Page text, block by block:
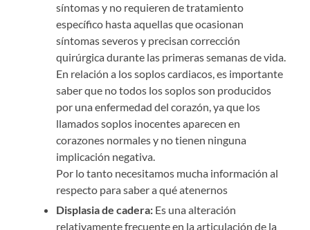
síntomas y no requieren de tratamiento
específico hasta aquellas que ocasionan
síntomas severos y precisan corrección
quirúrgica durante las primeras semanas de vida.
En relación a los soplos cardiacos, es importante
saber que no todos los soplos son producidos
por una enfermedad del corazón, ya que los
llamados soplos inocentes aparecen en
corazones normales y no tienen ninguna
implicación negativa.
Por lo tanto necesitamos mucha información al
respecto para saber a qué atenernos
Displasia de cadera: Es una alteración
relativamente frecuente en la articulación de la